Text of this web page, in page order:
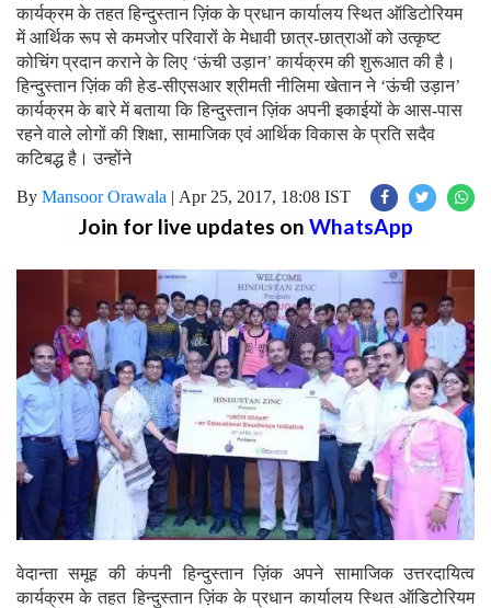
कार्यक्रम के तहत हिन्दुस्तान ज़िंक के प्रधान कार्यालय स्थित ऑडिटोरियम
में आर्थिक रूप से कमजोर परिवारों के मेधावी छात्र-छात्राओं को उत्कृष्ट
कोचिंग प्रदान कराने के लिए ‘ऊंची उड़ान’ कार्यक्रम की शुरूआत की है।
हिन्दुस्तान ज़िंक की हेड-सीएसआर श्रीमती नीलिमा खेतान ने ‘ऊंची उड़ान’
कार्यक्रम के बारे में बताया कि हिन्दुस्तान ज़िंक अपनी इकाईयों के आस-पास
रहने वाले लोगों की शिक्षा, सामाजिक एवं आर्थिक विकास के प्रति सदैव
कटिबद्ध है। उन्होंने
By Mansoor Orawala | Apr 25, 2017, 18:08 IST
Join for live updates on WhatsApp
वेदान्ता समूह की कंपनी हिन्दुस्तान ज़िंक अपने सामाजिक उत्तरदायित्व
कार्यक्रम के तहत हिन्दुस्तान ज़िंक के प्रधान कार्यालय स्थित ऑडिटोरियम